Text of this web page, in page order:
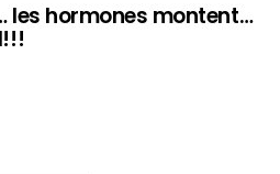
les hormones montent…